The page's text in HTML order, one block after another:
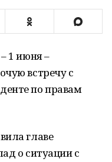
1 июня –
встречу с
по правам
главе
о ситуации с